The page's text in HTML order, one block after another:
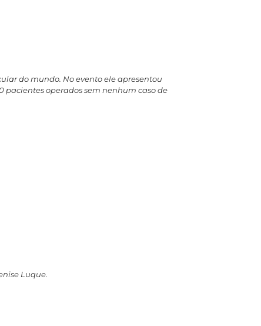
do mundo. No evento ele apresentou
operados sem nenhum caso de
Luque.